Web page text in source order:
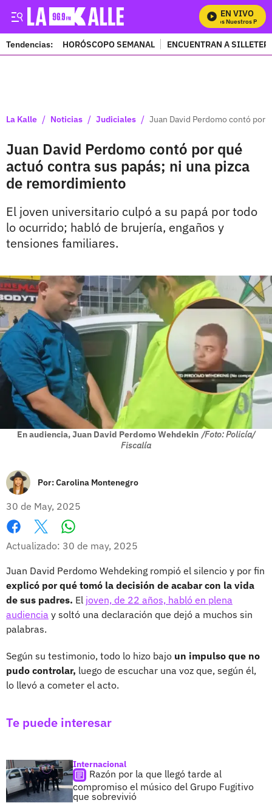
EN VIVO
Mira Todos Nuestros
Tendencias: HORÓSCOPO SEMANAL ENCUENTRAN A
La Kalle / Noticias / Judiciales / Juan David Perdomo contó por
Juan David Perdomo contó por qué
actuó contra sus papás; ni una pizca
de remordimiento
El joven universitario culpó a su papá por todo
lo ocurrido; habló de brujería, engaños y
tensiones familiares.
En audiencia, Juan David Perdomo Wehdekin /Foto: Policía/
Fiscalía
Por:Carolina Montenegro
30 de May, 2025
Facebook
X
Actualizado: 30 de may, 2025
Juan David Perdomo Wehdeking rompió el silencio y por fin
explicó por qué tomó la decisión de acabar con la vida
de sus padres. El joven, de 22 años, habló en plena
audiencia y soltó una declaración que dejó a muchos sin
palabras.
Según su testimonio, todo lo hizo bajo un impulso que no
pudo controlar, luego de escuchar una voz que, según él,
lo llevó a cometer el acto.
Te puede interesar
Internacional
Razón por la que llegó tarde al
compromiso el músico del Grupo Fugitivo
que sobrevivió